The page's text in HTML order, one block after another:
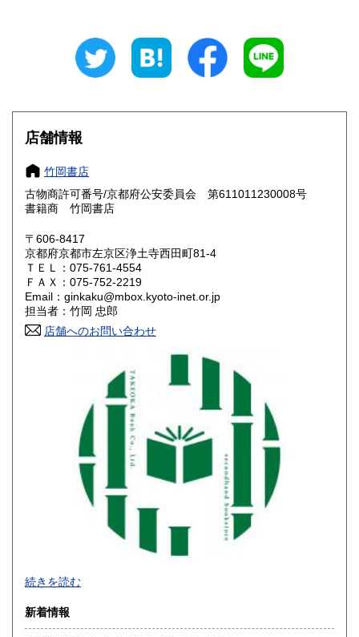
550円 静岡県
奈良県 550円 和歌山県 550円
岡山県 550円
山口県 550円 徳島県
香川県 550円
福岡県
600円 大分県
600円 鹿児島県
1,600円
店舗情報
竹岡書店
古物商許可番号/京都府公安委員会 第611011230008号
書籍商 竹岡書店
〒606-8417
京都府京都市左京区浄土寺西田町81-4
ＴＥＬ：075-761-4554
ＦＡＸ：075-752-2219
Email：ginkaku@mbox.kyoto-inet.or.jp
担当者：竹岡 忠郎
店舗へのお問い合わせ
続きを読む
新着情報